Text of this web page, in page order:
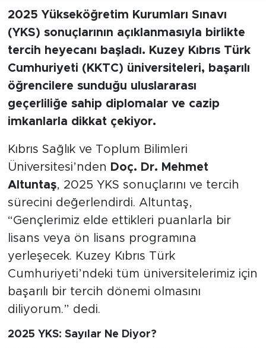
2025 Yükseköğretim Kurumları Sınavı
(YKS) sonuçlarının açıklanmasıyla birlikte
tercih heyecanı başladı. Kuzey Kıbrıs Türk
Cumhuriyeti (KKTC) üniversiteleri, başarılı
öğrencilere sunduğu uluslararası
geçerliliğe sahip diplomalar ve cazip
imkanlarla dikkat çekiyor.
Kıbrıs Sağlık ve Toplum Bilimleri
Üniversitesi’nden Doç. Dr. Mehmet
Altuntaş, 2025 YKS sonuçlarını ve tercih
sürecini değerlendirdi. Altuntaş,
“Gençlerimiz elde ettikleri puanlarla bir
lisans veya ön lisans programına
yerleşecek. Kuzey Kıbrıs Türk
Cumhuriyeti’ndeki tüm üniversitelerimiz için
başarılı bir tercih dönemi olmasını
diliyorum.” dedi.
2025 YKS: Sayılar Ne Diyor?